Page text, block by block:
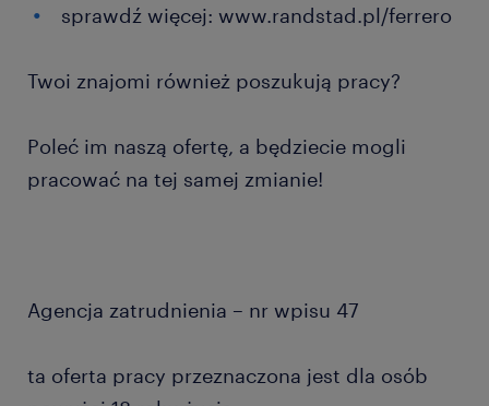
sprawdź więcej: www.randstad.pl/ferrero
Twoi znajomi również poszukują pracy?
Poleć im naszą ofertę, a będziecie mogli
pracować na tej samej zmianie!
Agencja zatrudnienia – nr wpisu 47
ta oferta pracy przeznaczona jest dla osób